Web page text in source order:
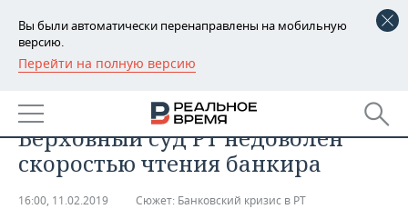
Вы были автоматически перенаправлены на мобильную
версию.
Перейти на полную версию
РЕГИОНЫ
БАШКОРТОСТАН
ТАТАРСТАН
НОВОСТИ
АНАЛИТИКА
«Мусин, отдай миллиард!»
Верховный суд РТ недоволен
скоростью чтения банкира
16:00, 11.02.2019 Сюжет: Банковский кризис в РТ